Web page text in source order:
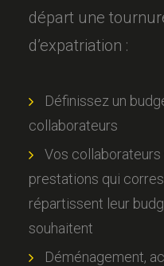
départ une
d’expatriation :
Définissez un
collaborateurs
Vos
prestations qui
répartissent leur
souhaitent
Déménagement,